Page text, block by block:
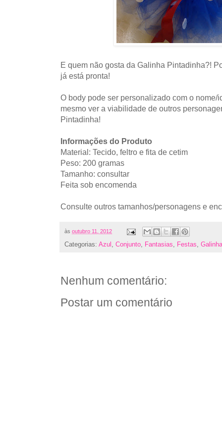
E quem não gosta da Galinha Pintadinha?!
já está pronta!
O body pode ser personalizado com o nome/
mesmo ver a viabilidade de outros
Pintadinha!
Informações do Produto
Material: Tecido, feltro e fita de cetim
Peso: 200 gramas
Tamanho: consultar
Feita sob encomenda
Consulte outros tamanhos/personagens e
às outubro 11, 2012
Categorias: Azul , Conjunto, Fantasias, Festas,
Nenhum comentário:
Postar um comentário